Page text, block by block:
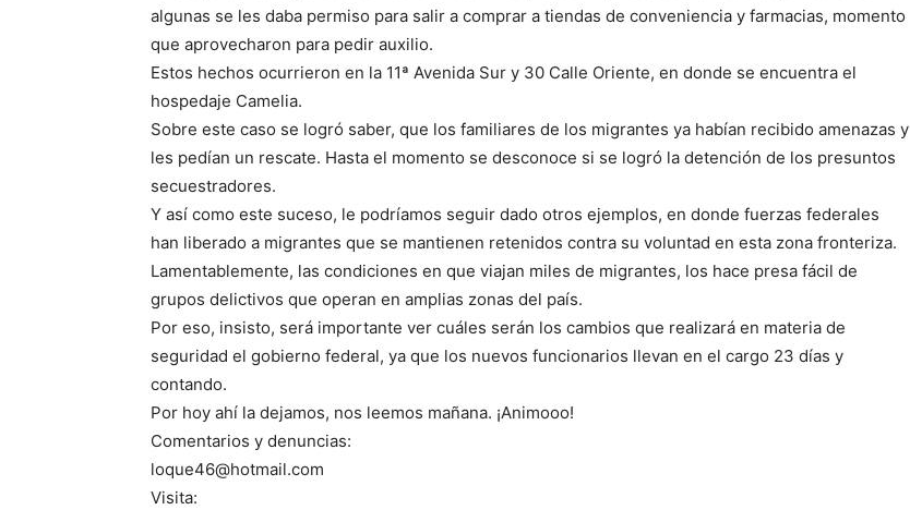
algunas se les daba permiso para salir a comprar a tiendas de conveniencia y farmacias, momento
que aprovecharon para pedir auxilio.
Estos hechos ocurrieron en la 11ª Avenida Sur y 30 Calle Oriente, en donde se encuentra el
hospedaje Camelia.
Sobre este caso se logró saber, que los familiares de los migrantes ya habían recibido amenazas y
les pedían un rescate. Hasta el momento se desconoce si se logró la detención de los presuntos
secuestradores.
Y así como este suceso, le podríamos seguir dado otros ejemplos, en donde fuerzas federales
han liberado a migrantes que se mantienen retenidos contra su voluntad en esta zona fronteriza.
Lamentablemente, las condiciones en que viajan miles de migrantes, los hace presa fácil de
grupos delictivos que operan en amplias zonas del país.
Por eso, insisto, será importante ver cuáles serán los cambios que realizará en materia de
seguridad el gobierno federal, ya que los nuevos funcionarios llevan en el cargo 23 días y
contando.
Por hoy ahí la dejamos, nos leemos mañana. ¡Animooo!
Comentarios y denuncias:
loque46@hotmail.com
Visita: